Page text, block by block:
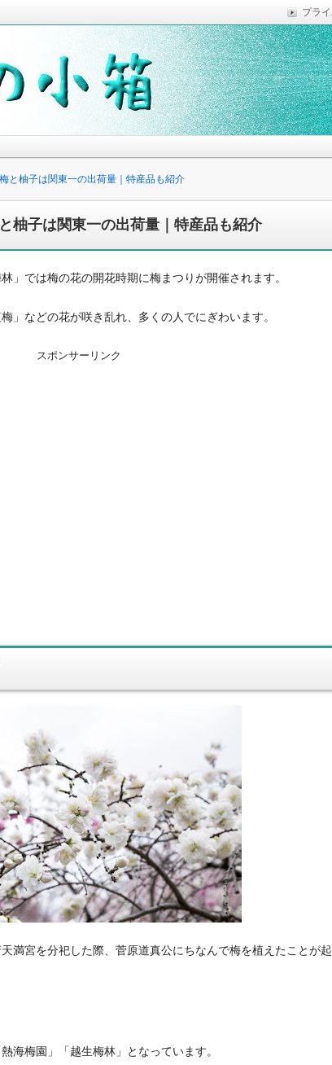
プラ
知っていれば便利なことなどを気がついた時に綴ってい
く思います。
と柚子は関東一の出荷量｜特産品も紹介
柚子は関東一の出荷量｜特産品も紹介
」では梅の花の開花時期に梅まつりが開催されます。
」などの花が咲き乱れ、多くの人でにぎわいます。
スポンサーリンク
満宮を分祀した際、菅原道真公にちなんで梅を植えたことが起
海梅園」「越生梅林」となっています。